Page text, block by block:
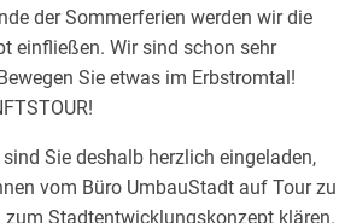
der Sommerferien werden wir die
einfließen. Wir sind schon sehr
Sie etwas im Erbstromtal!
Sie deshalb herzlich eingeladen,
vom Büro UmbauStadt auf Tour zu
Stadtentwicklungskonzept klären.